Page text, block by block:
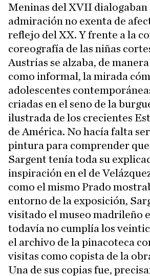
Meninas del XVII dialogaban
admiración no exenta de
reflejo del XX. Y frente a la
coreografía de las niñas
Austrias se alzaba, de
como informal, la mirada
adolescentes
criadas en el seno de la
ilustrada de los crecientes
de América. No hacía falta
pintura para comprender
Sargent tenía toda su
inspiración en el de
como el mismo Prado
entorno de la exposición,
visitado el museo madrileño
todavía no cumplía los
el archivo de la pinacoteca
visitas como copista de la
Una de sus copias fue,